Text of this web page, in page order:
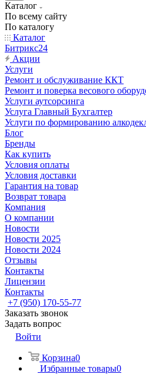
Каталог
По всему сайту
По каталогу
Каталог
Битрикс24
Акции
Услуги
Ремонт и обслуживание ККТ
Ремонт и поверка весового
Услуги аутсорсинга
Услуга Главный Бухгалтер
Услуги по формированию
Блог
Бренды
Как купить
Условия оплаты
Условия доставки
Гарантия на товар
Возврат товара
Компания
О компании
Новости
Новости 2025
Новости 2024
Отзывы
Контакты
Лицензии
Контакты
+7 (950) 170-55-77
Заказать звонок
Задать вопрос
Войти
Корзина0
Избранные товары0